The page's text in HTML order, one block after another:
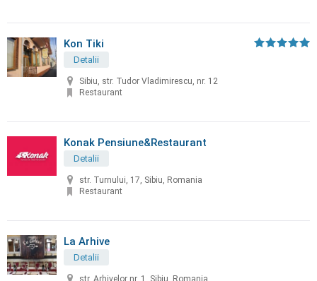
Kon Tiki
Detalii
Sibiu, str. Tudor Vladimirescu, nr. 12
Restaurant
Konak Pensiune&Restaurant
Detalii
str. Turnului, 17, Sibiu, Romania
Restaurant
La Arhive
Detalii
str. Arhivelor nr. 1, Sibiu, Romania